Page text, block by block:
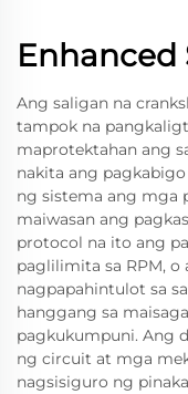
Enhanced
Ang saligan na
tampok na
maprotektahan ang
nakita ang
ng sistema ang mga
maiwasan ang
protocol na ito ang
paglilimita sa RPM,
nagpapahintulot sa
hanggang sa
pagkukumpuni. Ang
ng circuit at mga
nagsisiguro ng